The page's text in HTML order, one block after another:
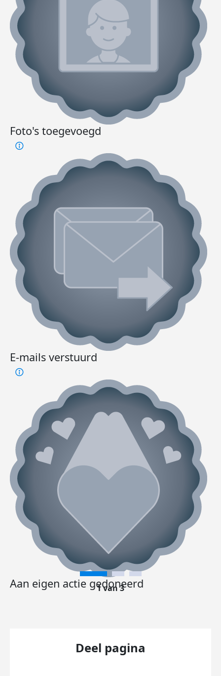
Foto's toegevoegd
E-mails verstuurd
Aan eigen actie gedoneerd
1 van 3
Deel pagina